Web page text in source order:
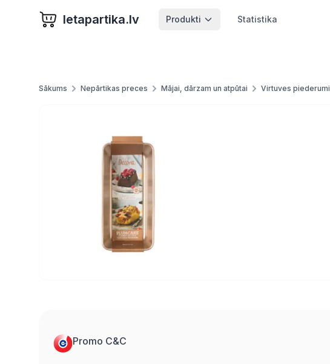
letapartika.lv Produkti Statistika
Sākums Nepārtikas preces Mājai, dārzam un atpūtai Virtuves piederumi
Promo C&C